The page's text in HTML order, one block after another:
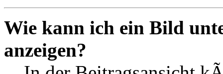
Wie kann ich ein Bild
anzeigen?